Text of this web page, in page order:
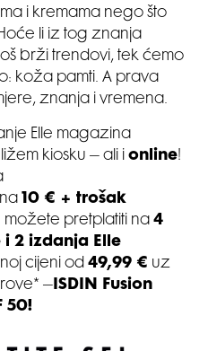
i kremama nego što
li iz tog znanja
brži trendovi, tek ćemo
koža pamti. A prava
znanja i vremena.
Elle magazina
kiosku – ali i online!
10 € + trošak
možete pretplatiti na 4
2 izdanja Elle
cijeni od 49,99 € uz
– ISDIN Fusion
50!